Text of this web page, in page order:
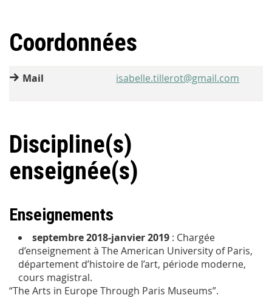
Coordonnées
Mail isabelle.tillerot@gmail.com
Discipline(s)
enseignée(s)
Enseignements
septembre 2018-janvier 2019 : Chargée
d’enseignement à The American University of Paris,
département d’histoire de l’art, période moderne,
cours magistral.
“The Arts in Europe Through Paris Museums”.